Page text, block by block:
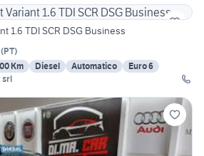
1.6 TDI SCR DSG Business
(PT)
Km Diesel Automatico
Euro 6
srl